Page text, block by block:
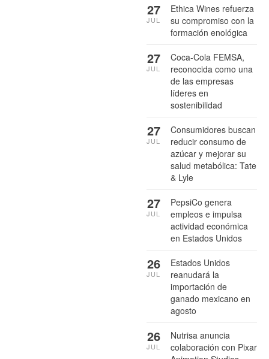
Ethica Wines refuerza
su compromiso con la
formación enológica
27
JUL
Coca-Cola FEMSA,
reconocida como una
de las empresas
líderes en
sostenibilidad
27
JUL
Consumidores buscan
reducir consumo de
azúcar y mejorar su
salud metabólica: Tate
& Lyle
27
JUL
PepsiCo genera
empleos e impulsa
actividad económica
en Estados Unidos
27
JUL
Estados Unidos
reanudará la
importación de
ganado mexicano en
agosto
26
JUL
Nutrisa anuncia
colaboración con Pixar
26
JUL